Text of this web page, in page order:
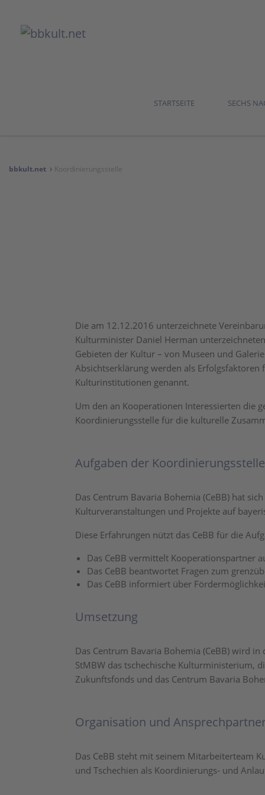
STARTSEITE SECHS
bbkult.net Koordinierungsstelle
Die am 12.12.2016 unterzeichnete
Kulturminister Daniel Herman
Gebieten der Kultur – von Museen und
Absichtserklärung werden als
Kulturinstitutionen genannt.
Um den an Kooperationen Interessierten die
Koordinierungsstelle für die kulturelle
Aufgaben der Koordinierungsstelle
Das Centrum Bavaria Bohemia (CeBB) hat
Kulturveranstaltungen und Projekte auf
Diese Erfahrungen nützt das CeBB für die
Das CeBB vermittelt Kooperationspartner
Das CeBB beantwortet Fragen zum
Das CeBB informiert über
Umsetzung
Das Centrum Bavaria Bohemia (CeBB) wird
StMBW das tschechische Kulturministerium,
Zukunftsfonds und das Centrum Bavaria
Organisation und
Das CeBB steht mit seinem Mitarbeiterteam
und Tschechien als Koordinierungs- und